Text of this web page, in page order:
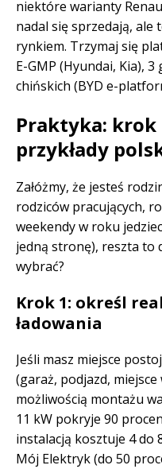
niektóre warianty
nadal się sprzedają, ale
rynkiem. Trzymaj się
E-GMP (Hyundai, Kia),
chińskich (BYD e-
Praktyka:
przykłady
Załóżmy, że jesteś
rodziców pracujących,
weekendy w roku
jedną stronę), reszta to
wybrać?
Krok 1: określ
ładowania
Jeśli masz miejsce
(garaż, podjazd,
możliwością montażu
11 kW pokryje 90
instalacją kosztuje 4 do
Mój Elektryk (do 50